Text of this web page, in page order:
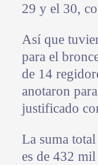
29 y el 30,
Así que
para el
de 14
anotaron
justificado
La suma
es de 432